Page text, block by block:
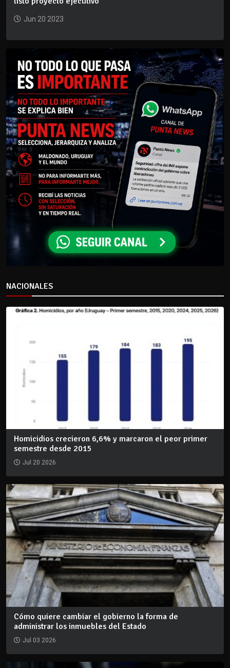
Jun 20 2023
NACIONALES
Homicidios crecieron 6,6% y marcaron el peor primer
semestre desde 2015
Jul 20 2026
Cómo quiere cambiar el gobierno la forma de
administrar los inmuebles del Estado
Jul 03 2026